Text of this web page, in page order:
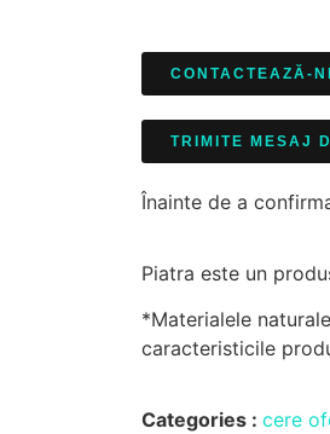
CONTACTEAZĂ-
TRIMITE MESAJ
Înainte de a
Piatra este un
*Materialele
caracteristicile
Categories :cere